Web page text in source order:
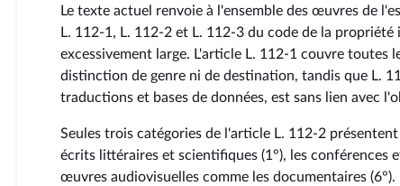
29 avril 2026
29 avril 2026
Le texte actuel renvoie à l'ensemble des œuvres de
L. 112-1, L. 112-2 et L. 112-3 du code de la
excessivement large. L'article L. 112-1 couvre toutes
distinction de genre ni de destination, tandis que L.
traductions et bases de données, est sans lien avec
Seules trois catégories de l'article L. 112-2
écrits littéraires et scientifiques (1°), les conférences
œuvres audiovisuelles comme les documentaires (6°).